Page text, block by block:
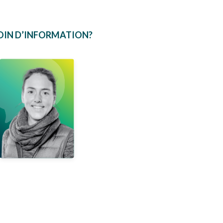
D’INFORMATION?
Nadia
Fredette
Coordonnatrice
COURRIEL